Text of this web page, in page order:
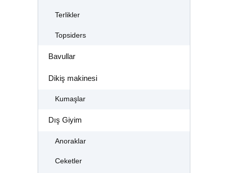
Terlikler
Topsiders
Bavullar
Dikiş makinesi
Kumaşlar
Dış Giyim
Anoraklar
Ceketler